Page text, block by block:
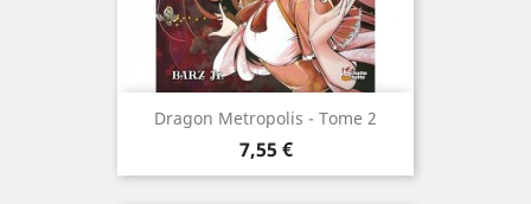
Dragon Metropolis - Tome 2
Prix
7,55 €